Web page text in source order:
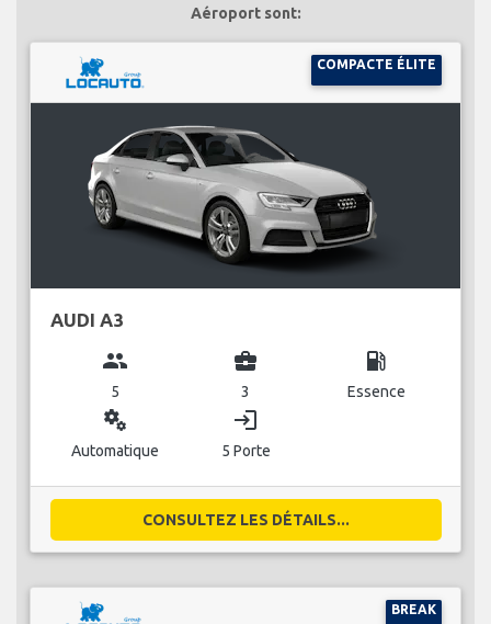
Aéroport sont:
COMPACTE ÉLITE
AUDI A3
group
5
business_center
3
local_gas_station
Essence
miscellaneous_services
Automatique
login
5 Porte
CONSULTEZ LES DÉTAILS...
BREAK